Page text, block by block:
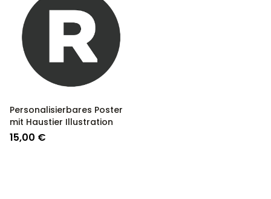
Personalisierbares Poster
mit Haustier Illustration
15,00 €